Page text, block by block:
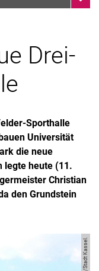
Drei-
Sporthalle
Universität
die neue
legte heute (11.
Christian
den Grundstein